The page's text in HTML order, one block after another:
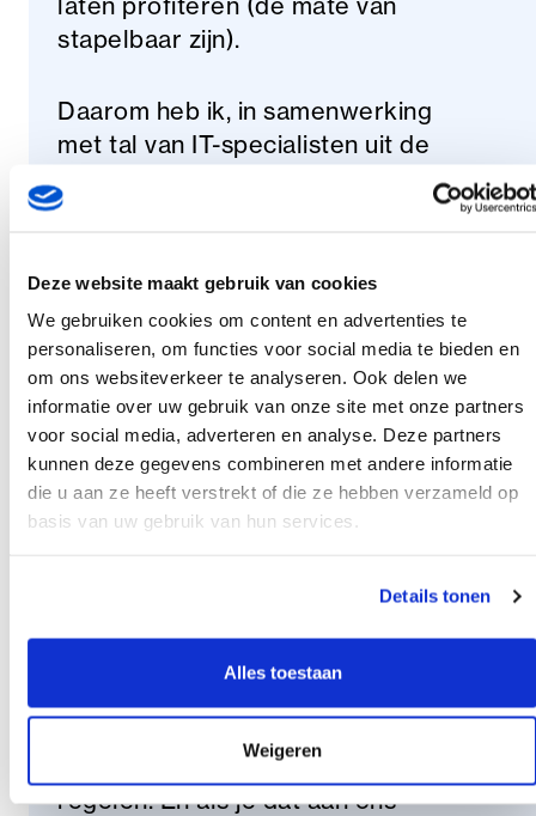
Deze website maakt gebruik van cookies
We gebruiken cookies om content en advertenties te
personaliseren, om functies voor social media te bieden en
om ons websiteverkeer te analyseren. Ook delen we
informatie over uw gebruik van onze site met onze partners
voor social media, adverteren en analyse. Deze partners
kunnen deze gegevens combineren met andere informatie
die u aan ze heeft verstrekt of die ze hebben verzameld op
basis van uw gebruik van hun services.
Details tonen
Alles toestaan
Weigeren
stapelbaar zijn).
Daarom heb ik, in samenwerking
met tal van IT-specialisten uit de
praktijk, een platform ontwikkeld
waarmee we via geautomatiseerde
wijzigingen kunnen doorvoeren bij al
onze klanten. Persoonlijke
meningen van personen zijn
daardoor getransformeerd naar
bewezen successen in de praktijk.
Met onze oplossingen bedienen we
zowel MSP/CSP-partijen als directe
eindklanten om iedereen op het
Mijn eindconclusie
rondom security en werkplekken te
regelen. En als je dat aan ons